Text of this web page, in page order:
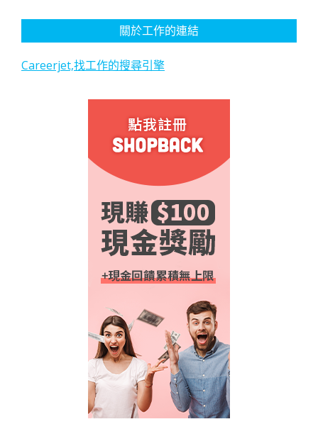
關於工作的連結
Careerjet,找工作的搜尋引擎